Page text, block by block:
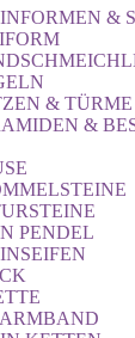
&
& TÜRME
&
PENDEL